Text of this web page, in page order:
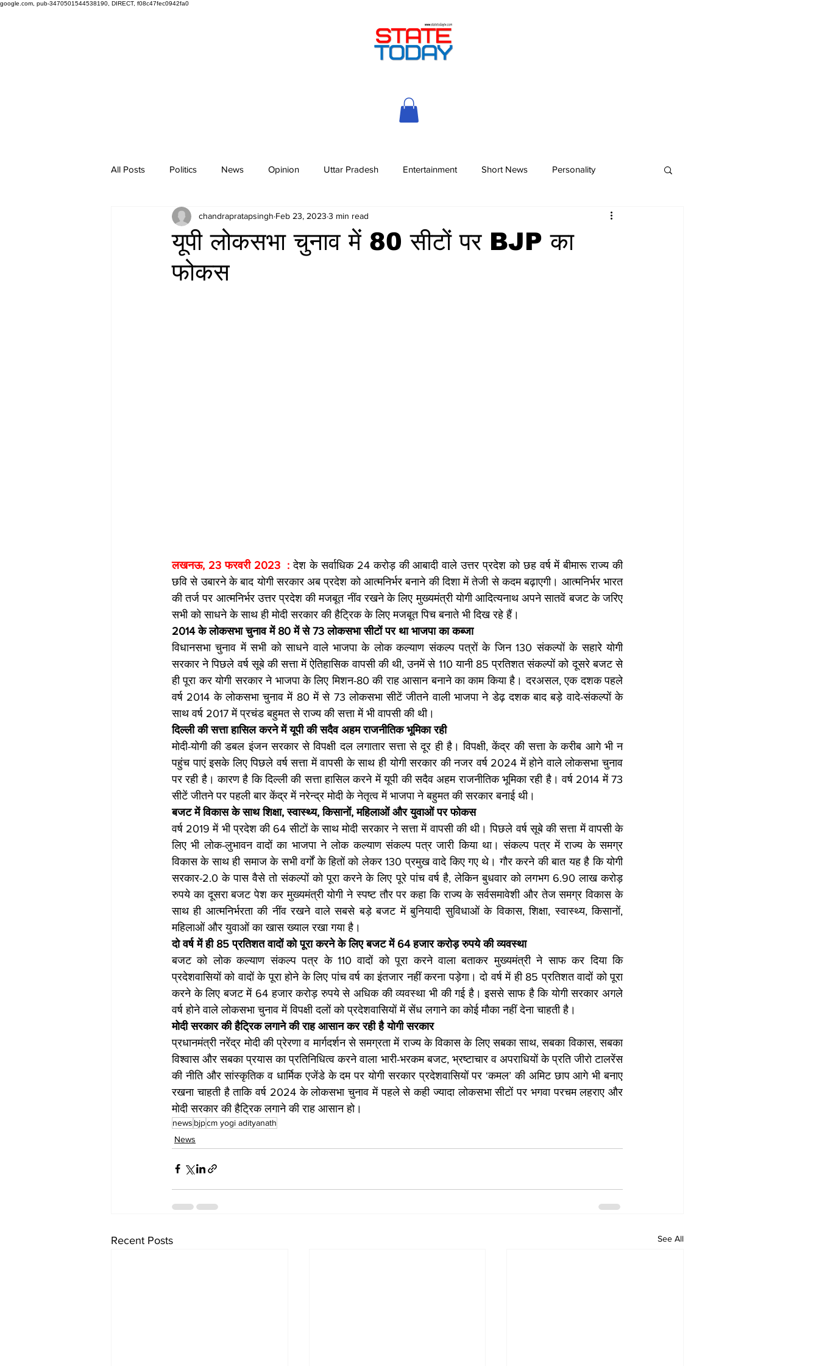
google.com, pub-3470501544538190, DIRECT, f08c47fec0942fa0
All Posts Politics News Opinion Uttar Pradesh Entertainment Short News Personality
यूपी लोकसभा चुनाव में 80 सीटों पर BJP का
फोकस
chandrapratapsingh Feb 23, 2023 3 min read
लखनऊ, 23 फरवरी 2023  : देश के सर्वाधिक 24 करोड़ की आबादी वाले उत्तर प्रदेश को छह वर्ष में बीमारू राज्य की
छवि से उबारने के बाद योगी सरकार अब प्रदेश को आत्मनिर्भर बनाने की दिशा में तेजी से कदम बढ़ाएगी। आत्मनिर्भर भारत
की तर्ज पर आत्मनिर्भर उत्तर प्रदेश की मजबूत नींव रखने के लिए मुख्यमंत्री योगी आदित्यनाथ अपने सातवें बजट के जरिए
सभी को साधने के साथ ही मोदी सरकार की हैट्रिक के लिए मजबूत पिच बनाते भी दिख रहे हैं।
2014 के लोकसभा चुनाव में 80 में से 73 लोकसभा सीटों पर था भाजपा का कब्‍जा
विधानसभा चुनाव में सभी को साधने वाले भाजपा के लोक कल्याण संकल्प पत्रों के जिन 130 संकल्पों के सहारे योगी
सरकार ने पिछले वर्ष सूबे की सत्ता में ऐतिहासिक वापसी की थी, उनमें से 110 यानी 85 प्रतिशत संकल्पों को दूसरे बजट से
ही पूरा कर योगी सरकार ने भाजपा के लिए मिशन-80 की राह आसान बनाने का काम किया है। दरअसल, एक दशक पहले
वर्ष 2014 के लोकसभा चुनाव में 80 में से 73 लोकसभा सीटें जीतने वाली भाजपा ने डेढ़ दशक बाद बड़े वादे-संकल्पों के
साथ वर्ष 2017 में प्रचंड बहुमत से राज्य की सत्ता में भी वापसी की थी।
दिल्ली की सत्ता हासिल करने में यूपी की सदैव अहम राजनीतिक भूमिका रही
मोदी-योगी की डबल इंजन सरकार से विपक्षी दल लगातार सत्ता से दूर ही है। विपक्षी, केंद्र की सत्ता के करीब आगे भी न
पहुंच पाएं इसके लिए पिछले वर्ष सत्ता में वापसी के साथ ही योगी सरकार की नजर वर्ष 2024 में होने वाले लोकसभा चुनाव
पर रही है। कारण है कि दिल्ली की सत्ता हासिल करने में यूपी की सदैव अहम राजनीतिक भूमिका रही है। वर्ष 2014 में 73
सीटें जीतने पर पहली बार केंद्र में नरेन्द्र मोदी के नेतृत्व में भाजपा ने बहुमत की सरकार बनाई थी।
बजट में विकास के साथ शिक्षा, स्वास्थ्य, किसानों, महिलाओं और युवाओं पर फोकस
वर्ष 2019 में भी प्रदेश की 64 सीटों के साथ मोदी सरकार ने सत्ता में वापसी की थी। पिछले वर्ष सूबे की सत्ता में वापसी के
लिए भी लोक-लुभावन वादों का भाजपा ने लोक कल्याण संकल्प पत्र जारी किया था। संकल्प पत्र में राज्य के समग्र
विकास के साथ ही समाज के सभी वर्गों के हितों को लेकर 130 प्रमुख वादे किए गए थे। गौर करने की बात यह है कि योगी
सरकार-2.0 के पास वैसे तो संकल्पों को पूरा करने के लिए पूरे पांच वर्ष है, लेकिन बुधवार को लगभग 6.90 लाख करोड़
रुपये का दूसरा बजट पेश कर मुख्यमंत्री योगी ने स्पष्ट तौर पर कहा कि राज्य के सर्वसमावेशी और तेज समग्र विकास के
साथ ही आत्मनिर्भरता की नींव रखने वाले सबसे बड़े बजट में बुनियादी सुविधाओं के विकास, शिक्षा, स्वास्थ्य, किसानों,
महिलाओं और युवाओं का खास ख्याल रखा गया है।
दो वर्ष में ही 85 प्रतिशत वादों को पूरा करने के लिए बजट में 64 हजार करोड़ रुपये की व्‍यवस्‍था
बजट को लोक कल्याण संकल्प पत्र के 110 वादों को पूरा करने वाला बताकर मुख्यमंत्री ने साफ कर दिया कि
प्रदेशवासियों को वादों के पूरा होने के लिए पांच वर्ष का इंतजार नहीं करना पड़ेगा। दो वर्ष में ही 85 प्रतिशत वादों को पूरा
करने के लिए बजट में 64 हजार करोड़ रुपये से अधिक की व्यवस्था भी की गई है। इससे साफ है कि योगी सरकार अगले
वर्ष होने वाले लोकसभा चुनाव में विपक्षी दलों को प्रदेशवासियों में सेंध लगाने का कोई मौका नहीं देना चाहती है।
मोदी सरकार की हैट्रिक लगाने की राह आसान कर रही है योगी सरकार
प्रधानमंत्री नरेंद्र मोदी की प्रेरणा व मार्गदर्शन से समग्रता में राज्य के विकास के लिए सबका साथ, सबका विकास, सबका
विश्वास और सबका प्रयास का प्रतिनिधित्व करने वाला भारी-भरकम बजट, भ्रष्टाचार व अपराधियों के प्रति जीरो टालरेंस
की नीति और सांस्कृतिक व धार्मिक एजेंडे के दम पर योगी सरकार प्रदेशवासियों पर ‘कमल’ की अमिट छाप आगे भी बनाए
रखना चाहती है ताकि वर्ष 2024 के लोकसभा चुनाव में पहले से कही ज्यादा लोकसभा सीटों पर भगवा परचम लहराए और
मोदी सरकार की हैट्रिक लगाने की राह आसान हो।
news bjpcm yogi adityanath
News
Recent Posts See All